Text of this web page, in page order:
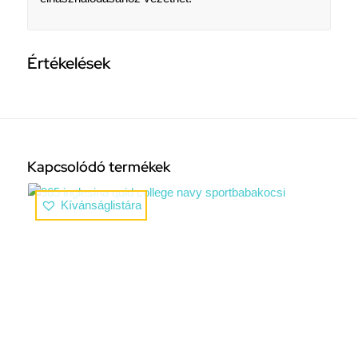
Értékelések
Kapcsolódó termékek
Kívánságlistára